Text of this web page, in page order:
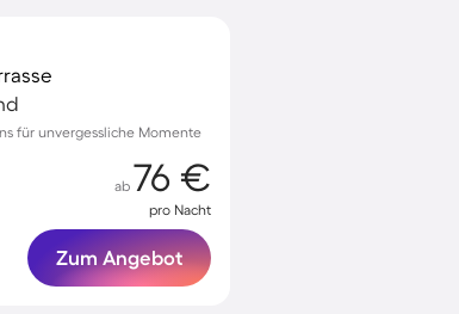
für unvergessliche Momente
ab 76 €
pro Nacht
Zum Angebot